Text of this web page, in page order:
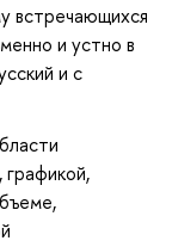
встречающихся
и устно в
и с